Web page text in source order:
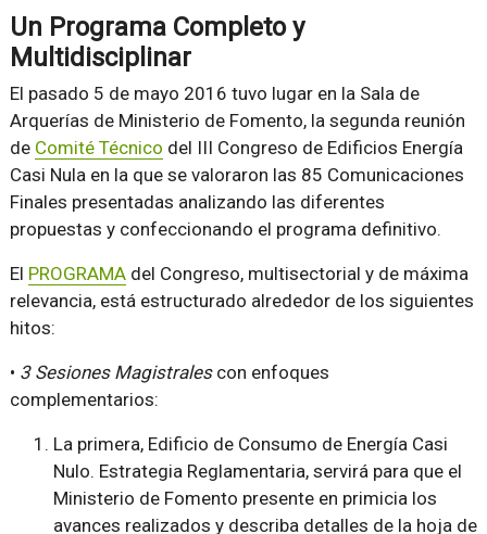
Un Programa Completo y
Multidisciplinar
El pasado 5 de mayo 2016 tuvo lugar en la Sala de
Arquerías de Ministerio de Fomento, la segunda reunión
de Comité Técnico del III Congreso de Edificios Energía
Casi Nula en la que se valoraron las 85 Comunicaciones
Finales presentadas analizando las diferentes
propuestas y confeccionando el programa definitivo.
El PROGRAMAdel Congreso, multisectorial y de máxima
relevancia, está estructurado alrededor de los siguientes
hitos:
• 3 Sesiones Magistralescon enfoques
complementarios:
La primera, Edificio de Consumo de Energía Casi
Nulo. Estrategia Reglamentaria, servirá para que el
Ministerio de Fomento presente en primicia los
avances realizados y describa detalles de la hoja de